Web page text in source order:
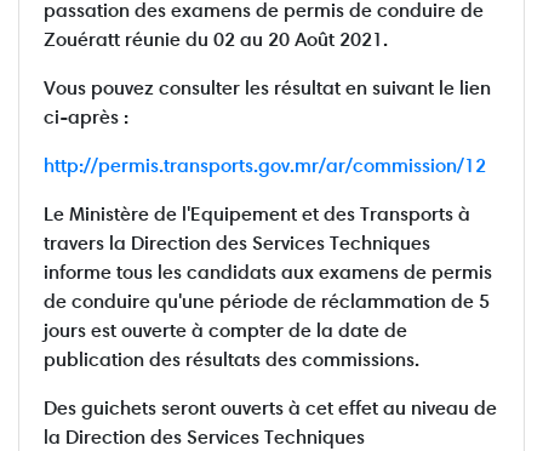
passation des examens de permis de conduire de
Zouératt réunie du 02 au 20 Août 2021.
Vous pouvez consulter les résultat en suivant le lien
ci-après :
http://permis.transports.gov.mr/ar/commission/12
Le Ministère de l'Equipement et des Transports à
travers la Direction des Services Techniques
informe tous les candidats aux examens de permis
de conduire qu'une période de réclammation de 5
jours est ouverte à compter de la date de
publication des résultats des commissions.
Des guichets seront ouverts à cet effet au niveau de
la Direction des Services Techniques